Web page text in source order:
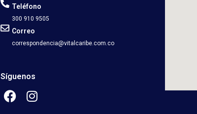
Teléfono
300 910 9505
Correo
correspondencia@vitalcaribe.com.co
Síguenos